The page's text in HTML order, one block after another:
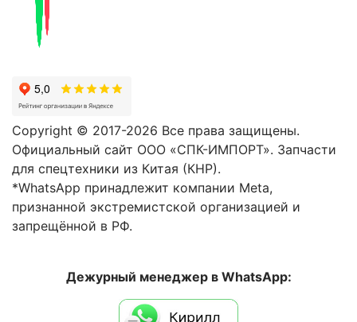
Copyright © 2017-2026 Все права защищены.
Официальный сайт ООО «СПК-ИМПОРТ». Запчасти
для спецтехники из Китая (КНР).
*WhatsApp принадлежит компании Meta,
признанной экстремистской организацией и
запрещённой в РФ.
Дежурный менеджер в WhatsApp: